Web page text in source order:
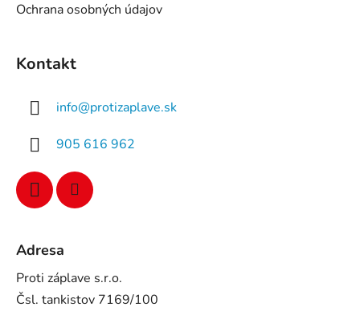
Ochrana osobných údajov
Kontakt
info@protizaplave.sk
905 616 962
Adresa
Proti záplave s.r.o.
Čsl. tankistov 7169/100